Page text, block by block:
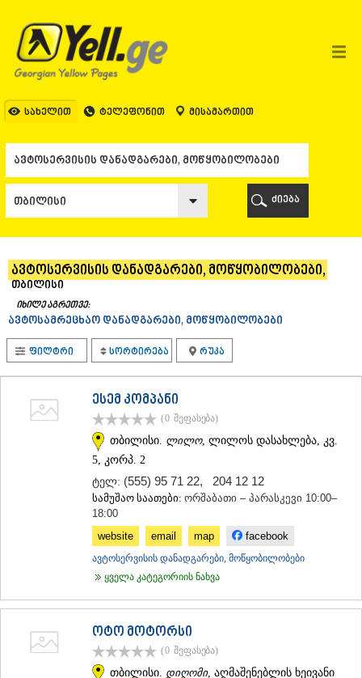
სახელით ტელეფონით მისამართით
ᲗᲑᲘᲚᲘᲡᲘ
ᲗᲑᲘᲚᲘᲡᲘ
ᲐᲤᲮᲐᲖᲔᲗᲘ
ᲒᲐᲚᲘ
ᲑᲐᲗᲣᲛᲘ
ᲥᲝᲑᲣᲚᲔᲗᲘ
ᲨᲣᲐᲮᲔᲕᲘ
ᲩᲐᲥᲕᲘ
ᲝᲖᲣᲠᲒᲔᲗᲘ
ᲩᲝᲮᲐᲢᲐᲣᲠᲘ
ᲣᲠᲔᲙᲘ
ᲘᲛᲔᲠᲔᲗᲘ
ᲑᲐᲦᲓᲐᲗᲘ
ᲕᲐᲜᲘ
ᲖᲔᲡᲢᲐᲤᲝᲜᲘ
ᲗᲔᲠᲯᲝᲚᲐ
ᲡᲐᲩᲮᲔᲠᲔ
ᲢᲧᲘᲑᲣᲚᲘ
ᲚᲐᲒᲝᲓᲔᲮᲘ
ᲡᲘᲦᲜᲐᲦᲘ
ᲧᲕᲐᲠᲔᲚᲘ
ძიება
ავტოსერვისის დანადგარები, მოწყობილობები,
თბილისი
იხილე აგრეთვე:
ავტოსამრეცხაო დანადგარები, მოწყობილობები
ფილტრი სორტირება რუკა
ესემ კომპანი
(0 შეფასება)
თბილისი. ლილო, ლილოს დასახლება, კვ.
5, კორპ. 2
ტელ: (555) 95 71 22, 204 12 12
სამუშაო საათები: ორშაბათი – პარასკევი 10:00–
18:00
website
email map facebook
ავტოსერვისის დანადგარები, მოწყობილობები
ყველა კატეგორიის ნახვა
ოტო მოტორსი
(0 შეფასება)
თბილისი. დიღომი, აღმაშენებლის ხეივანი